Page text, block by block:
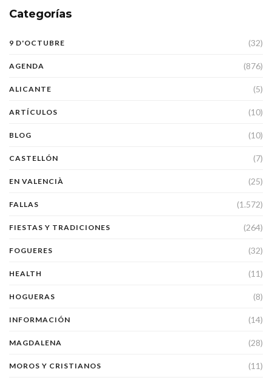
Categorías
9 D'OCTUBRE (32)
AGENDA (876)
ALICANTE (5)
ARTÍCULOS (10)
BLOG (10)
CASTELLÓN (7)
EN VALENCIÀ (25)
FALLAS (1.572)
FIESTAS Y TRADICIONES (264)
FOGUERES (32)
HEALTH (11)
HOGUERAS (8)
INFORMACIÓN (14)
MAGDALENA (28)
MOROS Y CRISTIANOS (11)